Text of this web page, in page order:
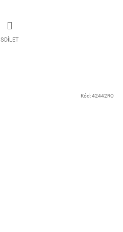
SDÍLET
Kód:42442RO